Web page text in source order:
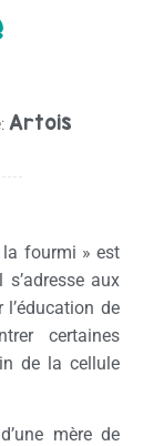
Artois
la fourmi » est
aux
de
certaines
de la cellule
mère de